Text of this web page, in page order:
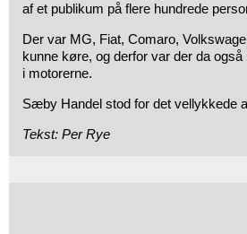
af et publikum på flere hundrede
Der var MG, Fiat, Comaro,
kunne køre, og derfor var der da
i motorerne.
Sæby Handel stod for det vellykkede
Tekst: Per Rye